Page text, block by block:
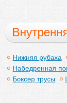
Нижняя рубаха
Набедренная
Боксер трусы